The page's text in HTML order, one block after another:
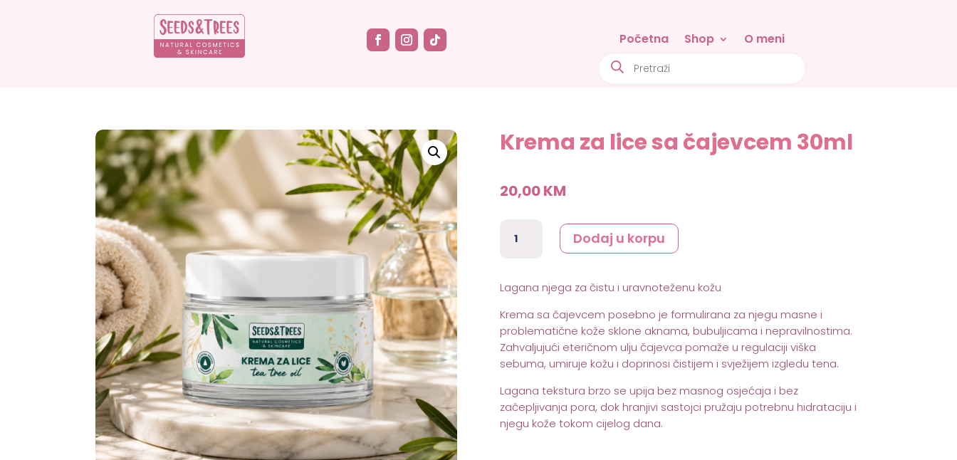
Početna Shop O meni
Products
search
Krema za lice sa čajevcem 30ml
20,00KM
čajevcem
30ml
količina
Dodaj u korpu
Lagana njega za čistu i uravnoteženu kožu
Krema sa čajevcem posebno je formulirana za njegu masne i
problematične kože sklone aknama, bubuljicama i nepravilnostima.
Zahvaljujući eteričnom ulju čajevca pomaže u regulaciji viška
sebuma, umiruje kožu i doprinosi čistijem i svježijem izgledu tena.
Lagana tekstura brzo se upija bez masnog osjećaja i bez
začepljivanja pora, dok hranjivi sastojci pružaju potrebnu hidrataciju i
njegu kože tokom cijelog dana.